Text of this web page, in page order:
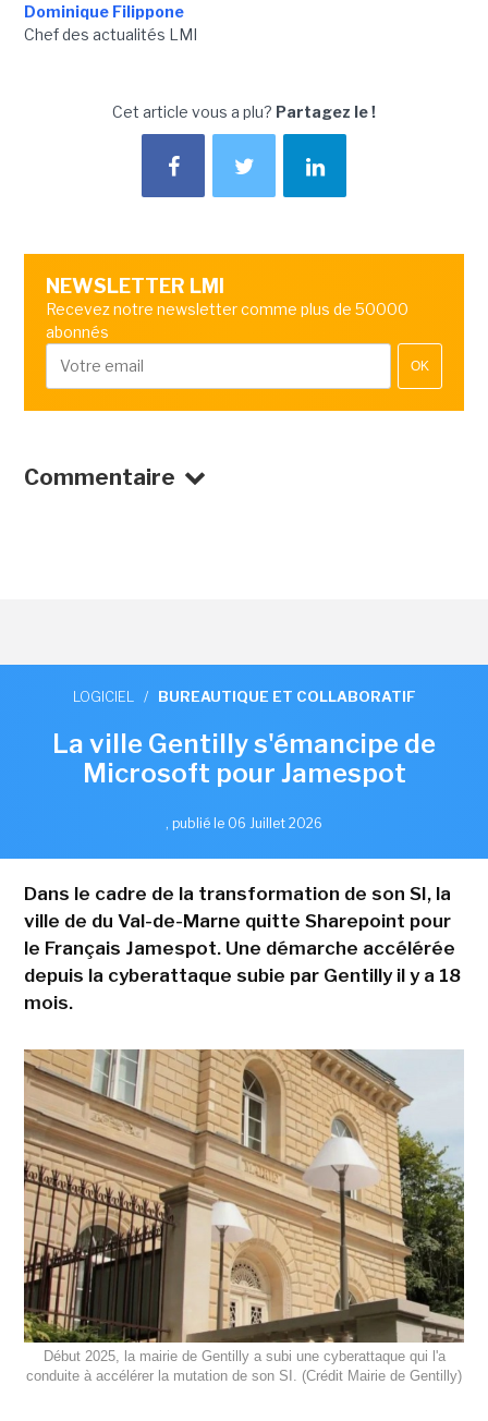
Dominique Filippone
Chef des actualités LMI
Cet article vous a plu? Partagez le !
NEWSLETTER LMI
Recevez notre newsletter comme plus de 50000
abonnés
OK
Commentaire
LOGICIEL / BUREAUTIQUE ET COLLABORATIF
La ville Gentilly s'émancipe de
Microsoft pour Jamespot
, publié le 06 Juillet 2026
Dans le cadre de la transformation de son SI, la
ville de du Val-de-Marne quitte Sharepoint pour
le Français Jamespot. Une démarche accélérée
depuis la cyberattaque subie par Gentilly il y a 18
mois.
Début 2025, la mairie de Gentilly a subi une cyberattaque qui l'a
conduite à accélérer la mutation de son SI. (Crédit Mairie de Gentilly)